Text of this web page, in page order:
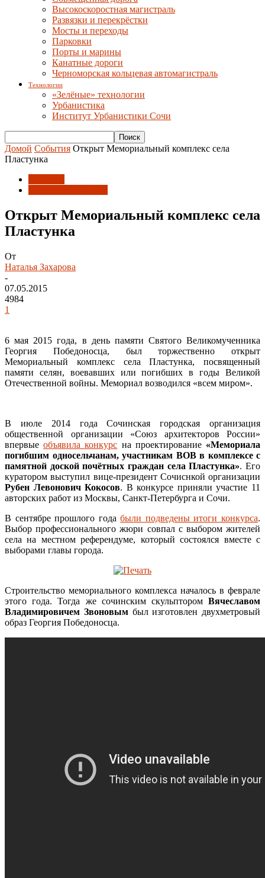
Высокоскоростная магистраль
Развязки и перекрёстки
Мосты и переходы
Парковки
Порты и марины
Канатные дороги
Черноморская кольцевая автомагистраль
Технологии
«Зелёные» технологии
Урбанистика
Институт Урбанистики Сочи
Домой События Открыт Мемориальный комплекс села
Пластунка
Открыт Мемориальный комплекс села
Пластунка
От
Наталья Захарова
-
07.05.2015
4984
1
6 мая 2015 года, в день памяти Святого Великомученника
Георгия Победоносца, был торжественно открыт
Мемориальный комплекс села Пластунка, посвященный
памяти селян, воевавших или погибших в годы Великой
Отечественной войны. Мемориал возводился «всем миром».
В июле 2014 года Сочинская городская организация
общественной организации «Союз архитекторов России»
впервыеобъявила конкурс на проектирование «Мемориала
погибшим односельчанам, участникам ВОВ в комплексе с
памятной доской почётных граждан села Пластунка». Его
куратором выступил вице-президент Сочиснкой организации
Рубен Левонович Кокосов. В конкурсе приняли участие 11
авторских работ из Москвы, Санкт-Петербурга и Сочи.
В сентябре прошлого годабыли подведены итоги конкурса.
Выбор профессионального жюри совпал с выбором жителей
села на местном референдуме, который состоялся вместе с
выборами главы города.
Строительство мемориального комплекса началось в феврале
этого года. Тогда же сочинским скульптором Вячеславом
Владимировичем Звоновымбыл изготовлен двухметровый
образ Георгия Победоносца.